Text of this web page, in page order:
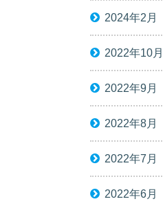
2024年2月
2022年10月
2022年9月
2022年8月
2022年7月
2022年6月